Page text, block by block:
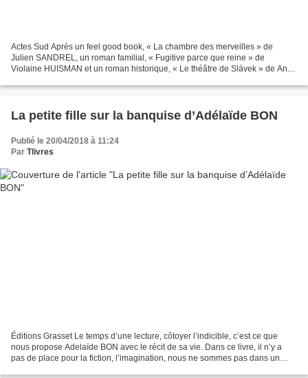
Actes Sud Après un feel good book, « La chambre des merveilles » de
Julien SANDREL, un roman familial, « Fugitive parce que reine » de
Violaine HUISMAN et un roman historique, « Le théâtre de Slávek » de Anne
La petite fille sur la banquise d’Adélaïde BON
Publié le 20/04/2018 à 11:24
Par Tlivres
Éditions Grasset Le temps d’une lecture, côtoyer l’indicible, c’est ce que
nous propose Adelaïde BON avec le récit de sa vie. Dans ce livre, il n’y a
pas de place pour la fiction, l’imagination, nous ne sommes pas dans un